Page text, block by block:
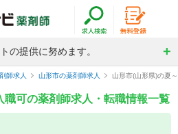
の提供に努めます。
師求人 山形市の薬剤師求人 山形市(山形県)の夏
職可の薬剤師求人・転職情報一覧